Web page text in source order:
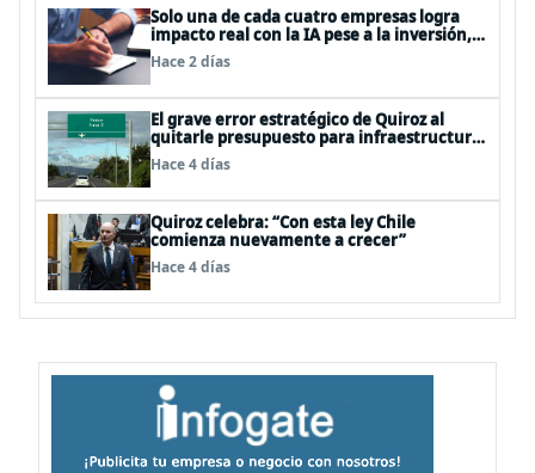
Solo una de cada cuatro empresas logra
impacto real con la IA pese a la inversión,
según el Foro Económico Mundial
Hace 2 días
El grave error estratégico de Quiroz al
quitarle presupuesto para infraestructura
vial del Biobío
Hace 4 días
Quiroz celebra: “Con esta ley Chile
comienza nuevamente a crecer”
Hace 4 días